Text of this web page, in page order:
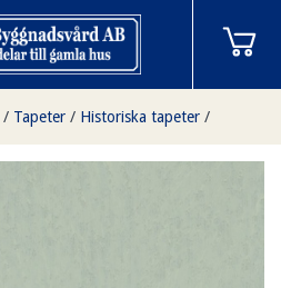
/ Tapeter / Historiska tapeter /